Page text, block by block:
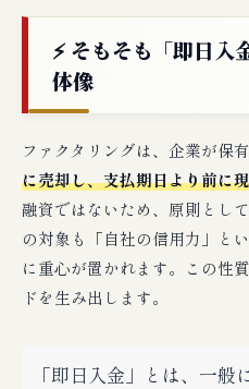
⚡ そもそも「即日
体像
ファクタリングは、企業が保
に売却し、支払期日より前に
融資ではないため、原則とし
の対象も「自社の信用力」と
に重心が置かれます。この性
ドを生み出します。
「即日入金」とは、一般